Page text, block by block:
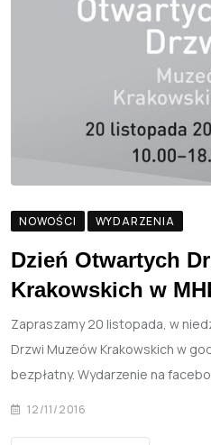
NOWOŚCI WYDARZENIA
Dzień Otwartych
Krakowskich w
Zapraszamy 20 listopada, w
Drzwi Muzeów Krakowskich w
bezpłatny. Wydarzenie na
12/11/2016